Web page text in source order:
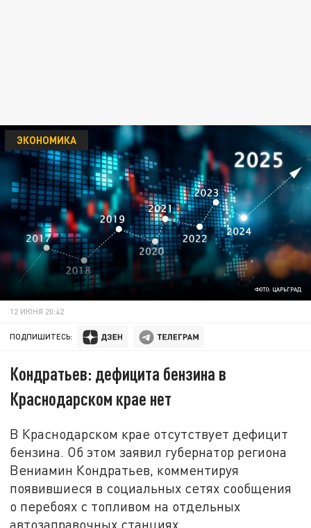
ФОТО: ЦАРЬГРАД
ЭКОНОМИКА
12 ИЮНЯ 20:42
ПОДПИШИТЕСЬ:
Кондратьев: дефицита бензина в
Краснодарском крае нет
В Краснодарском крае отсутствует дефицит
бензина. Об этом заявил губернатор региона
Вениамин Кондратьев, комментируя
появившиеся в социальных сетях сообщения
о перебоях с топливом на отдельных
автозаправочных станциях.